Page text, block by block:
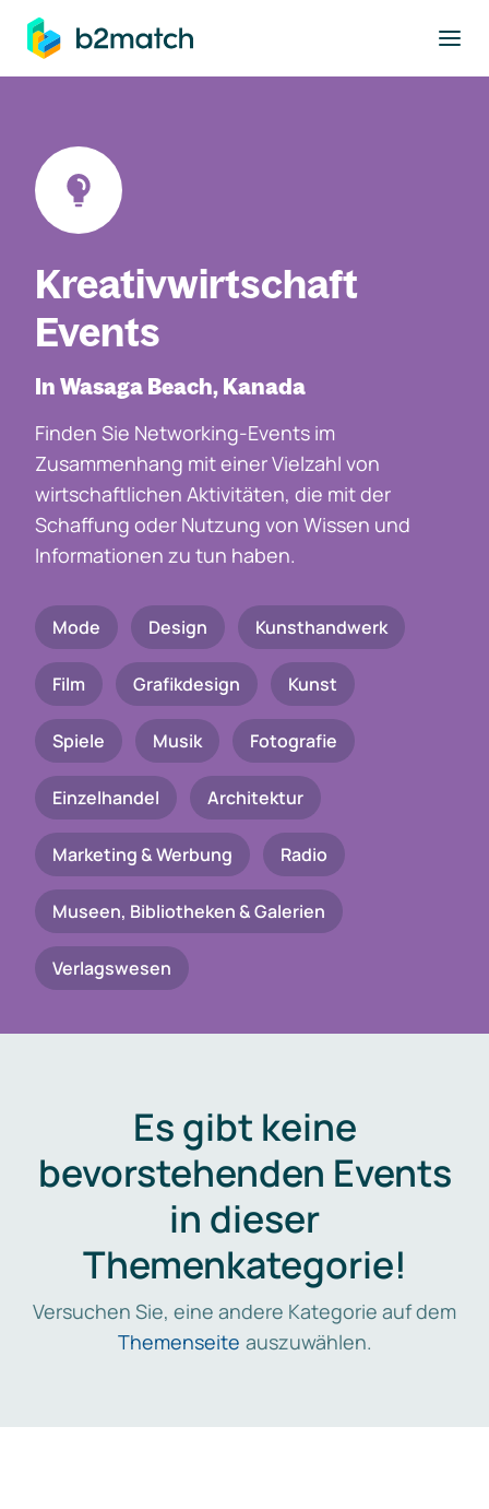
springen
Kreativwirtschaft
Events
In Wasaga Beach, Kanada
Finden Sie Networking-Events im
Zusammenhang mit einer Vielzahl von
wirtschaftlichen Aktivitäten, die mit der
Schaffung oder Nutzung von Wissen und
Informationen zu tun haben.
Mode Design Kunsthandwerk
Film Grafikdesign Kunst
Spiele Musik Fotografie
Einzelhandel Architektur
Marketing & Werbung Radio
Museen, Bibliotheken & Galerien
Verlagswesen
Es gibt keine
bevorstehenden Events
in dieser
Themenkategorie!
Versuchen Sie, eine andere Kategorie auf dem
Themenseite auszuwählen.